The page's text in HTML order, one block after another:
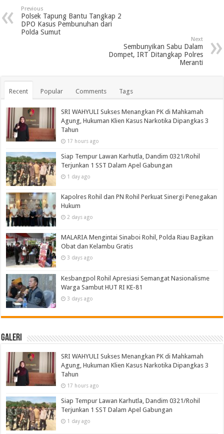
Previous
Polsek Tapung Bantu Tangkap 2
DPO Kasus Pembunuhan dari
Polda Sumut
Next
Sembunyikan Sabu Dalam
Dompet, IRT Ditangkap Polres
Meranti
Recent Popular Comments Tags
SRI WAHYULI Sukses Menangkan PK di Mahkamah
Agung, Hukuman Klien Kasus Narkotika Dipangkas 3
Tahun
17 hours ago
Siap Tempur Lawan Karhutla, Dandim 0321/Rohil
Terjunkan 1 SST Dalam Apel Gabungan
1 day ago
Kapolres Rohil dan PN Rohil Perkuat Sinergi Penegakan
Hukum
2 days ago
MALARIA Mengintai Sinaboi Rohil, Polda Riau Bagikan
Obat dan Kelambu Gratis
3 days ago
Kesbangpol Rohil Apresiasi Semangat Nasionalisme
Warga Sambut HUT RI KE-81
3 days ago
Galeri
SRI WAHYULI Sukses Menangkan PK di Mahkamah
Agung, Hukuman Klien Kasus Narkotika Dipangkas 3
Tahun
17 hours ago
Siap Tempur Lawan Karhutla, Dandim 0321/Rohil
Terjunkan 1 SST Dalam Apel Gabungan
1 day ago